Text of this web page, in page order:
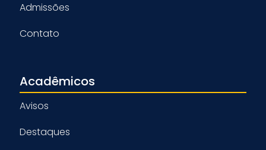
Admissões
Contato
Acadêmicos
Avisos
Destaques